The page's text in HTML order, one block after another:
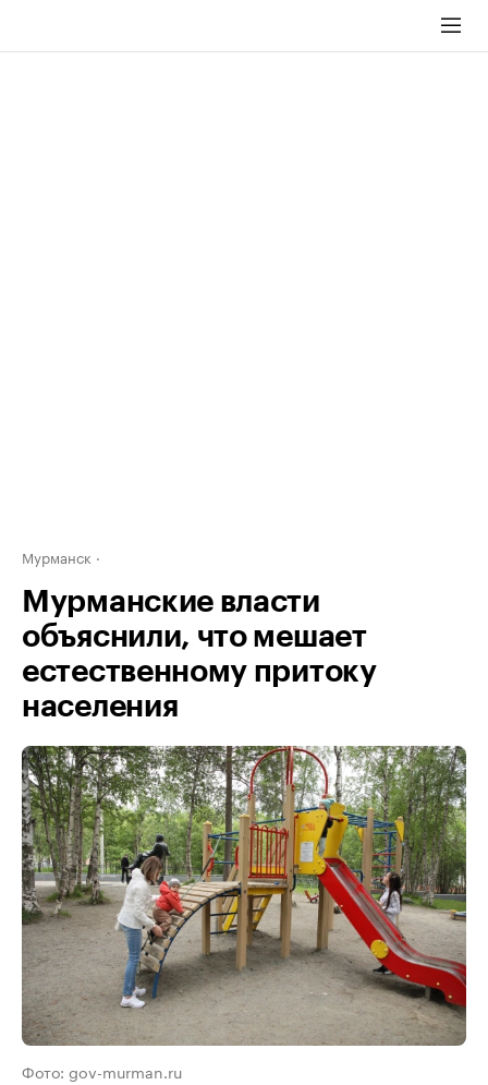
Мурманск
Мурманские власти
объяснили, что мешает
естественному притоку
населения
Фото: gov-murman.ru